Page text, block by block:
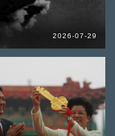
2026-07-29